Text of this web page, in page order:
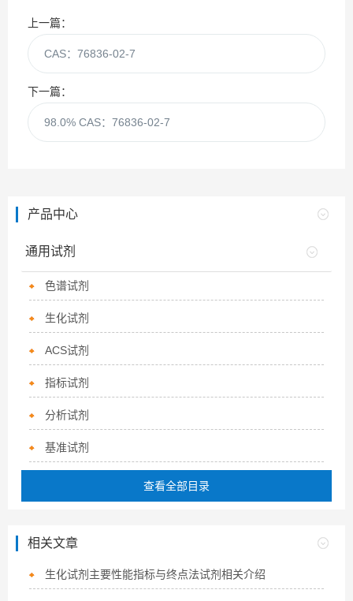
上一篇：
CAS：76836-02-7
下一篇：
98.0% CAS：76836-02-7
产品中心
通用试剂
色谱试剂
生化试剂
ACS试剂
指标试剂
分析试剂
基准试剂
查看全部目录
相关文章
生化试剂主要性能指标与终点法试剂相关介绍